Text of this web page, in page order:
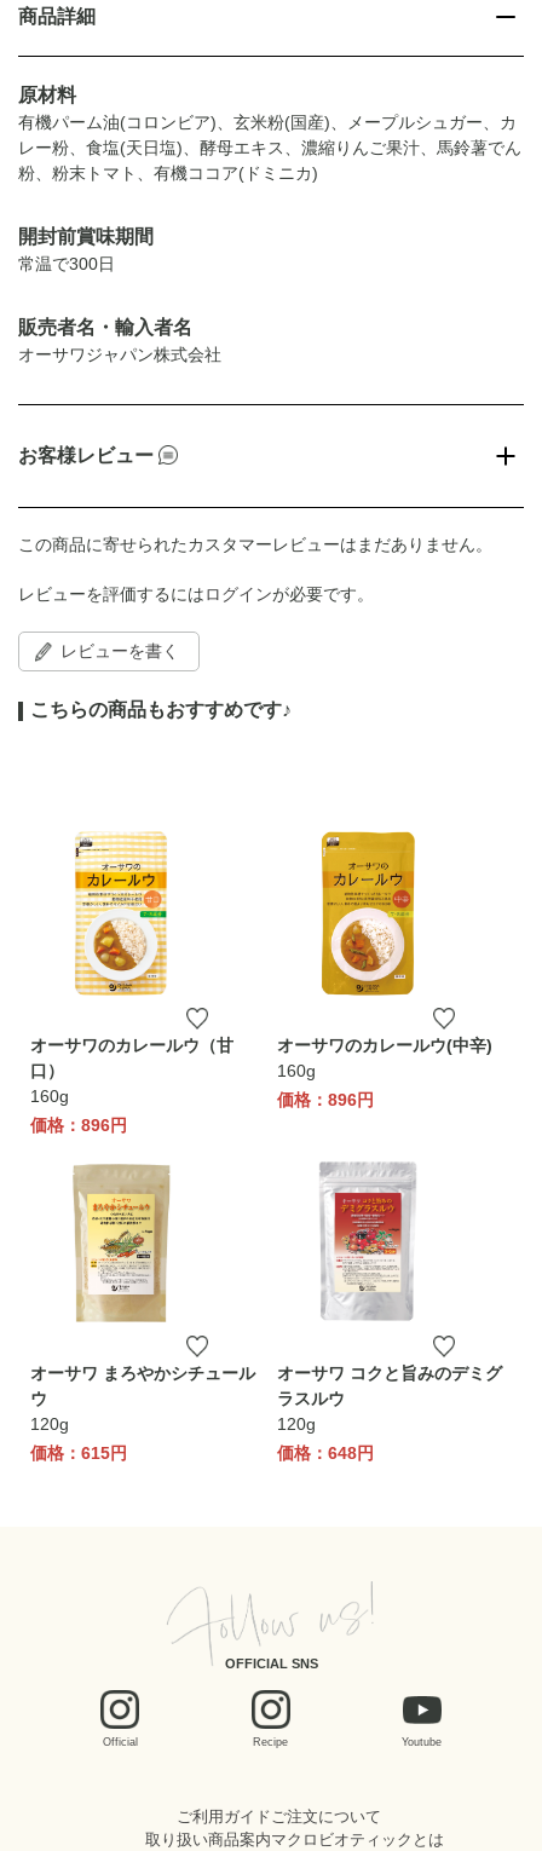
商品詳細
原材料
有機パーム油(コロンビア)、玄米粉(国産)、メープルシュガー、カ
レー粉、食塩(天日塩)、酵母エキス、濃縮りんご果汁、馬鈴薯でん
粉、粉末トマト、有機ココア(ドミニカ)
開封前賞味期間
常温で300日
販売者名・輸入者名
オーサワジャパン株式会社
お客様レビュー
この商品に寄せられたカスタマーレビューはまだありません。
レビューを評価するにはログインが必要です。
レビューを書く
こちらの商品もおすすめです♪
オーサワのカレールウ（甘
口）
160g
価格：896円
オーサワのカレールウ(中辛)
160g
価格：896円
オーサワ まろやかシチュール
ウ
120g
価格：615円
オーサワ コクと旨みのデミグ
ラスルウ
120g
価格：648円
OFFICIAL SNS
Official Recipe Youtube
ご利用ガイドご注文について
取り扱い商品案内マクロビオティックとは